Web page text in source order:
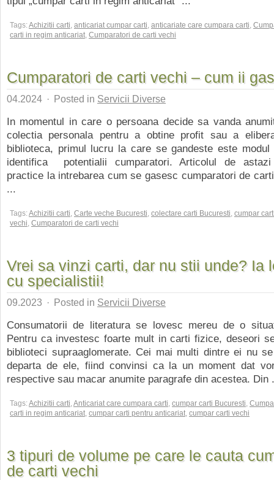
Tags:Achizitii carti, anticariat cumpar carti, anticariate care cumpara carti,
carti in regim anticariat, Cumparatori de carti vechi
Cumparatori de carti vechi – cum ii
04.2024 · Posted in Servicii Diverse
In momentul in care o persoana decide sa vanda
colectia personala pentru a obtine profit sau a
biblioteca, primul lucru la care se gandeste este
identifica potentialii cumparatori. Articolul de
practice la intrebarea cum se gasesc cumparatori de
...
Tags:Achizitii carti, Carte veche Bucuresti, colectare carti Bucuresti, cumpar
vechi, Cumparatori de carti vechi
Vrei sa vinzi carti, dar nu stii unde? Ia
cu specialistii!
09.2023 · Posted in Servicii Diverse
Consumatorii de literatura se lovesc mereu de o
Pentru ca investesc foarte mult in carti fizice, deseori
biblioteci supraaglomerate. Cei mai multi dintre ei nu
departa de ele, fiind convinsi ca la un moment dat
respective sau macar anumite paragrafe din acestea. Din
Tags:Achizitii carti,Anticariat care cumpara carti, cumpar carti Bucuresti,
carti in regim anticariat, cumpar carti pentru anticariat, cumpar carti vechi
3 tipuri de volume pe care le cauta
de carti vechi